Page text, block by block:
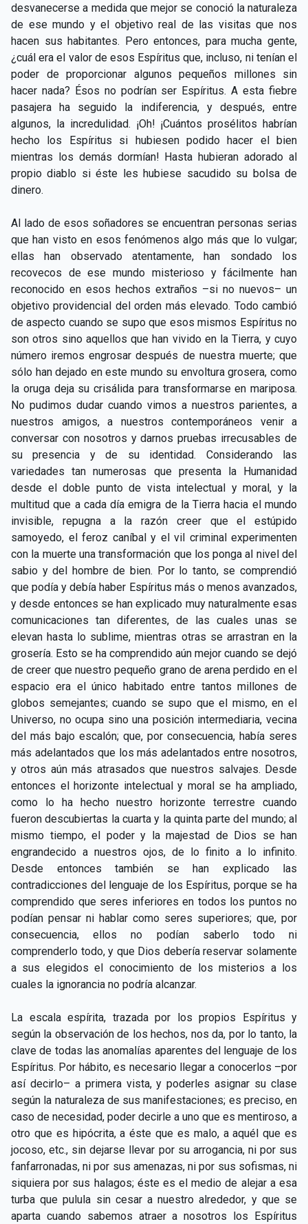
desvanecerse a medida que mejor se conoció la naturaleza
de ese mundo y el objetivo real de las visitas que nos
hacen sus habitantes. Pero entonces, para mucha gente,
¿cuál era el valor de esos Espíritus que, incluso, ni tenían el
poder de proporcionar algunos pequeños millones sin
hacer nada? Ésos no podrían ser Espíritus. A esta fiebre
pasajera ha seguido la indiferencia, y después, entre
algunos, la incredulidad. ¡Oh! ¡Cuántos prosélitos habrían
hecho los Espíritus si hubiesen podido hacer el bien
mientras los demás dormían! Hasta hubieran adorado al
propio diablo si éste les hubiese sacudido su bolsa de
dinero.
Al lado de esos soñadores se encuentran personas serias
que han visto en esos fenómenos algo más que lo vulgar;
ellas han observado atentamente, han sondado los
recovecos de ese mundo misterioso y fácilmente han
reconocido en esos hechos extraños –si no nuevos– un
objetivo providencial del orden más elevado. Todo cambió
de aspecto cuando se supo que esos mismos Espíritus no
son otros sino aquellos que han vivido en la Tierra, y cuyo
número iremos engrosar después de nuestra muerte; que
sólo han dejado en este mundo su envoltura grosera, como
la oruga deja su crisálida para transformarse en mariposa.
No pudimos dudar cuando vimos a nuestros parientes, a
nuestros amigos, a nuestros contemporáneos venir a
conversar con nosotros y darnos pruebas irrecusables de
su presencia y de su identidad. Considerando las
variedades tan numerosas que presenta la Humanidad
desde el doble punto de vista intelectual y moral, y la
multitud que a cada día emigra de la Tierra hacia el mundo
invisible, repugna a la razón creer que el estúpido
samoyedo, el feroz caníbal y el vil criminal experimenten
con la muerte una transformación que los ponga al nivel del
sabio y del hombre de bien. Por lo tanto, se comprendió
que podía y debía haber Espíritus más o menos avanzados,
y desde entonces se han explicado muy naturalmente esas
comunicaciones tan diferentes, de las cuales unas se
elevan hasta lo sublime, mientras otras se arrastran en la
grosería. Esto se ha comprendido aún mejor cuando se dejó
de creer que nuestro pequeño grano de arena perdido en el
espacio era el único habitado entre tantos millones de
globos semejantes; cuando se supo que el mismo, en el
Universo, no ocupa sino una posición intermediaria, vecina
del más bajo escalón; que, por consecuencia, había seres
más adelantados que los más adelantados entre nosotros,
y otros aún más atrasados que nuestros salvajes. Desde
entonces el horizonte intelectual y moral se ha ampliado,
como lo ha hecho nuestro horizonte terrestre cuando
fueron descubiertas la cuarta y la quinta parte del mundo; al
mismo tiempo, el poder y la majestad de Dios se han
engrandecido a nuestros ojos, de lo finito a lo infinito.
Desde entonces también se han explicado las
contradicciones del lenguaje de los Espíritus, porque se ha
comprendido que seres inferiores en todos los puntos no
podían pensar ni hablar como seres superiores; que, por
consecuencia, ellos no podían saberlo todo ni
comprenderlo todo, y que Dios debería reservar solamente
a sus elegidos el conocimiento de los misterios a los
cuales la ignorancia no podría alcanzar.
La escala espírita, trazada por los propios Espíritus y
según la observación de los hechos, nos da, por lo tanto, la
clave de todas las anomalías aparentes del lenguaje de los
Espíritus. Por hábito, es necesario llegar a conocerlos –por
así decirlo– a primera vista, y poderles asignar su clase
según la naturaleza de sus manifestaciones; es preciso, en
caso de necesidad, poder decirle a uno que es mentiroso, a
otro que es hipócrita, a éste que es malo, a aquél que es
jocoso, etc., sin dejarse llevar por su arrogancia, ni por sus
fanfarronadas, ni por sus amenazas, ni por sus sofismas, ni
siquiera por sus halagos; éste es el medio de alejar a esa
turba que pulula sin cesar a nuestro alrededor, y que se
aparta cuando sabemos atraer a nosotros los Espíritus